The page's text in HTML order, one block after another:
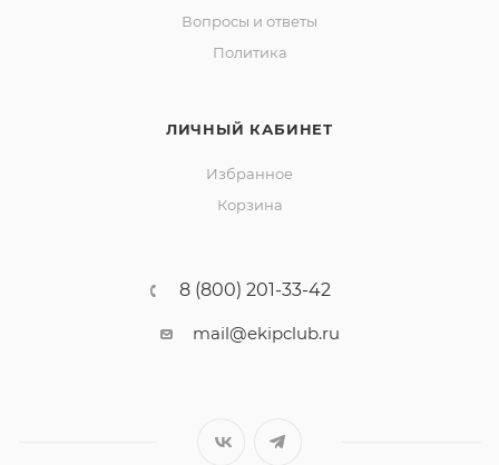
Вопросы и ответы
Политика
ЛИЧНЫЙ КАБИНЕТ
Избранное
Корзина
8 (800) 201-33-42
mail@ekipclub.ru